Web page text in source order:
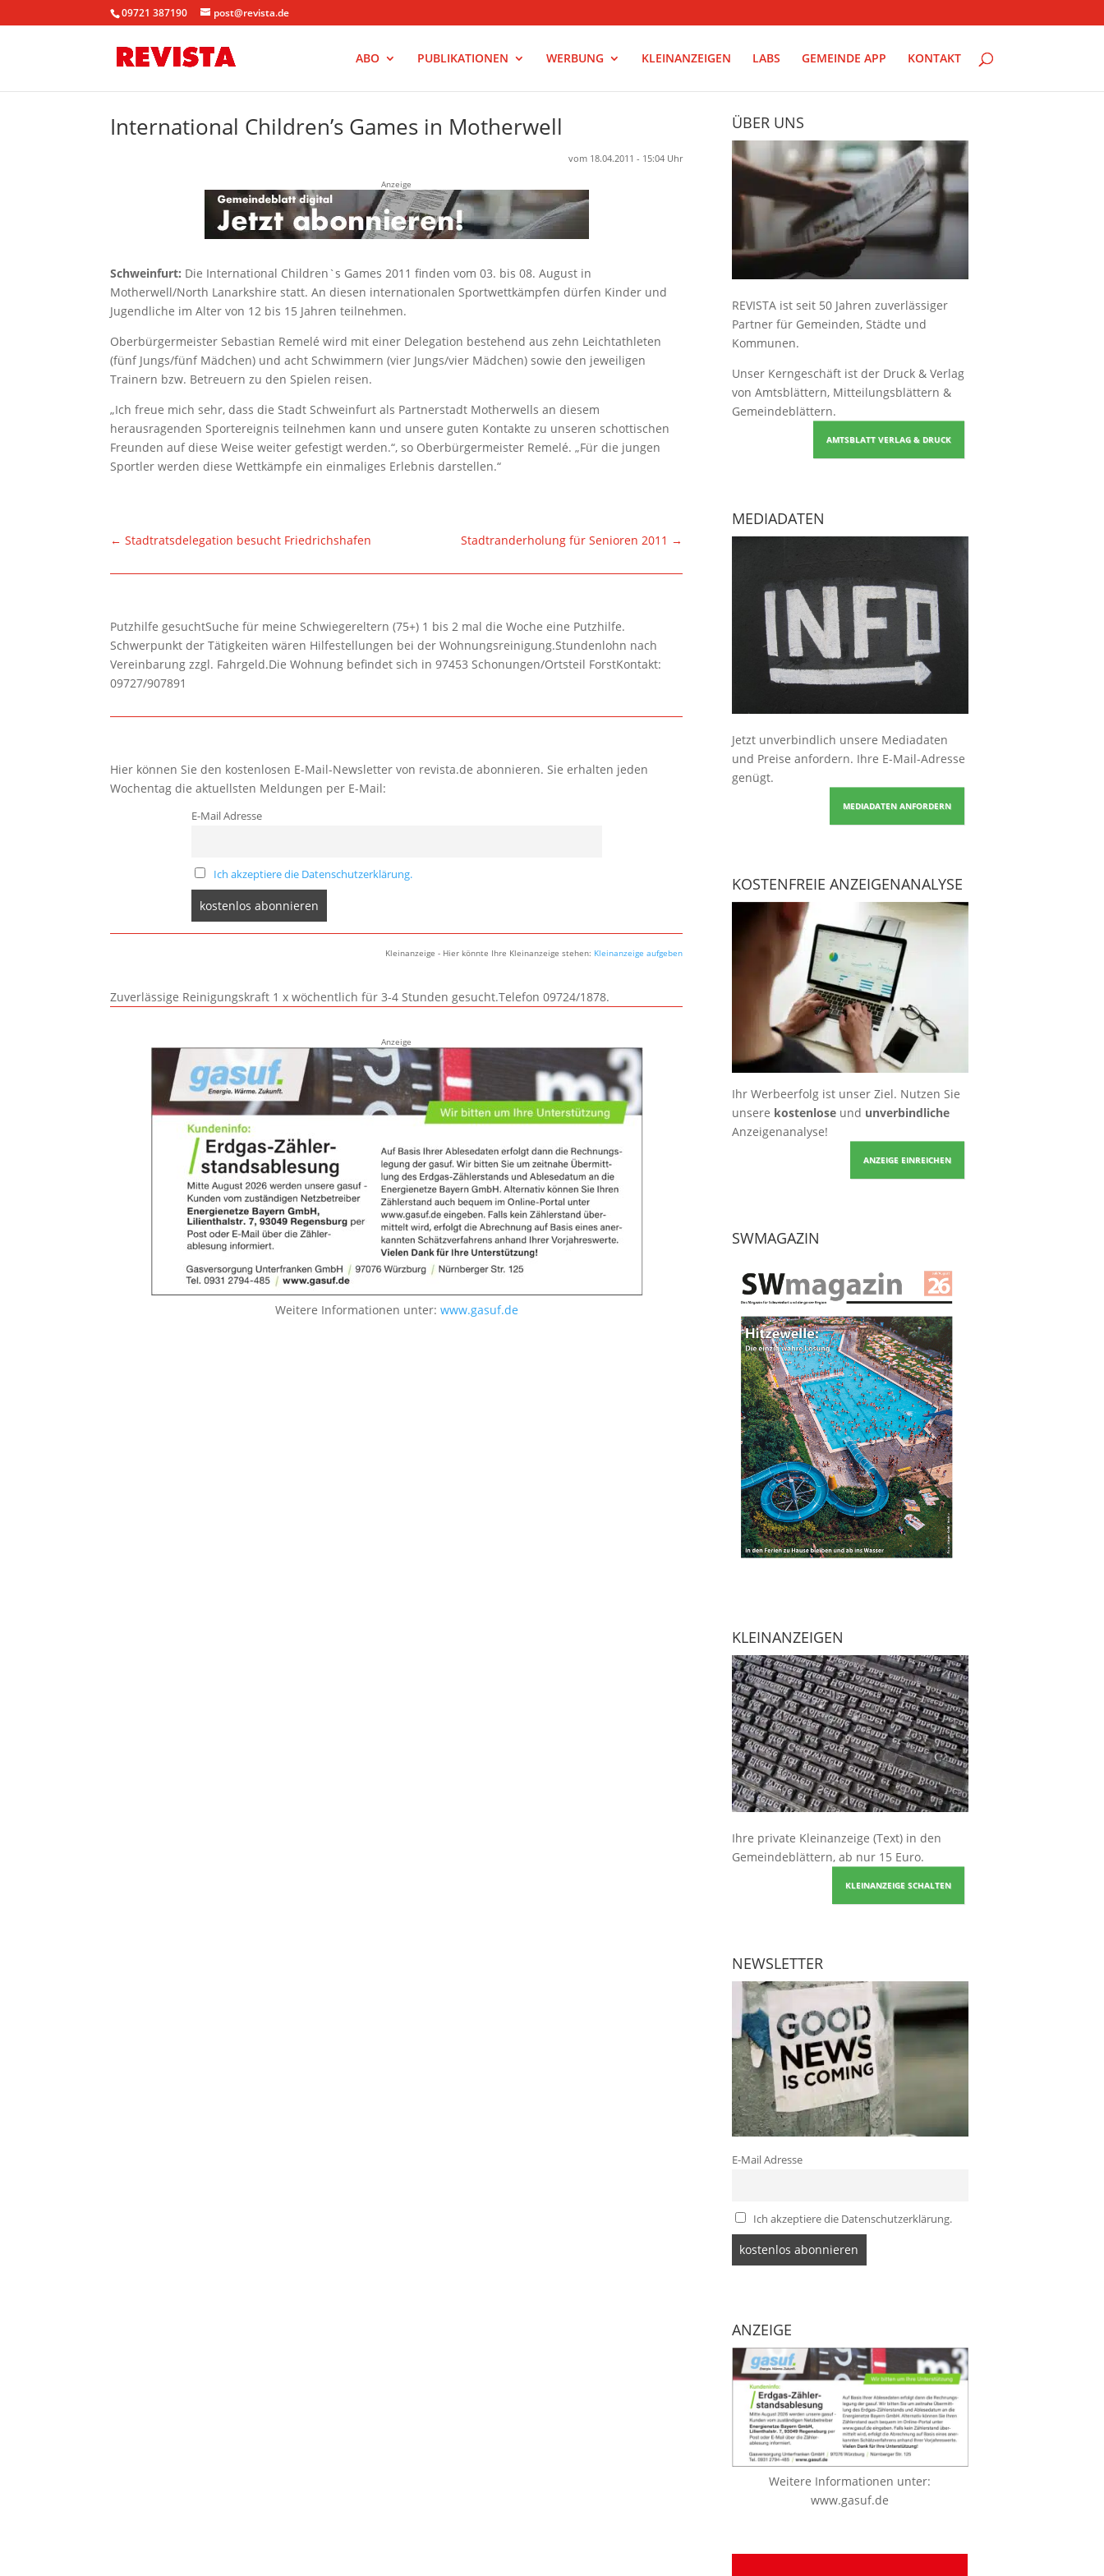
09721 387190 post@revista.de
ABO PUBLIKATIONEN WERBUNG KLEINANZEIGEN LABS GEMEINDE APP KONTAKT
International Children’s Games in Motherwell
vom 18.04.2011 - 15:04 Uhr
Anzeige
Schweinfurt: Die International Children`s Games 2011 finden vom 03. bis 08. August in
Motherwell/North Lanarkshire statt. An diesen internationalen Sportwettkämpfen dürfen Kinder und
Jugendliche im Alter von 12 bis 15 Jahren teilnehmen.
Oberbürgermeister Sebastian Remelé wird mit einer Delegation bestehend aus zehn Leichtathleten
(fünf Jungs/fünf Mädchen) und acht Schwimmern (vier Jungs/vier Mädchen) sowie den jeweiligen
Trainern bzw. Betreuern zu den Spielen reisen.
„Ich freue mich sehr, dass die Stadt Schweinfurt als Partnerstadt Motherwells an diesem
herausragenden Sportereignis teilnehmen kann und unsere guten Kontakte zu unseren schottischen
Freunden auf diese Weise weiter gefestigt werden.“, so Oberbürgermeister Remelé. „Für die jungen
Sportler werden diese Wettkämpfe ein einmaliges Erlebnis darstellen.“
←Stadtratsdelegation besucht Friedrichshafen Stadtranderholung für Senioren 2011 →
Putzhilfe gesuchtSuche für meine Schwiegereltern (75+) 1 bis 2 mal die Woche eine Putzhilfe.
Schwerpunkt der Tätigkeiten wären Hilfestellungen bei der Wohnungsreinigung.Stundenlohn nach
Vereinbarung zzgl. Fahrgeld.Die Wohnung befindet sich in 97453 Schonungen/Ortsteil ForstKontakt:
09727/907891
Hier können Sie den kostenlosen E-Mail-Newsletter von revista.de abonnieren. Sie erhalten jeden
Wochentag die aktuellsten Meldungen per E-Mail:
E-Mail Adresse
Ich akzeptiere die Datenschutzerklärung.
Kleinanzeige - Hier könnte Ihre Kleinanzeige stehen: Kleinanzeige aufgeben
Zuverlässige Reinigungskraft 1 x wöchentlich für 3-4 Stunden gesucht.Telefon 09724/1878.
Anzeige
Weitere Informationen unter: www.gasuf.de
ÜBER UNS
REVISTA ist seit 50 Jahren zuverlässiger
Partner für Gemeinden, Städte und
Kommunen.
Unser Kerngeschäft ist der Druck & Verlag
von Amtsblättern, Mitteilungsblättern &
Gemeindeblättern.
AMTSBLATT VERLAG & DRUCK
MEDIADATEN
Jetzt unverbindlich unsere Mediadaten
und Preise anfordern. Ihre E-Mail-Adresse
genügt.
MEDIADATEN ANFORDERN
KOSTENFREIE ANZEIGENANALYSE
Ihr Werbeerfolg ist unser Ziel. Nutzen Sie
unsere kostenloseund unverbindliche
Anzeigenanalyse!
ANZEIGE EINREICHEN
SWMAGAZIN
KLEINANZEIGEN
Ihre private Kleinanzeige (Text) in den
Gemeindeblättern, ab nur 15 Euro.
KLEINANZEIGE SCHALTEN
NEWSLETTER
E-Mail Adresse
Ich akzeptiere die Datenschutzerklärung.
ANZEIGE
Weitere Informationen unter:
www.gasuf.de